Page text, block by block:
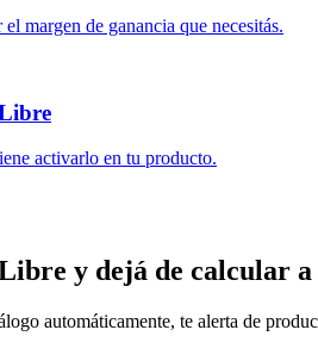
margen de ganancia que necesitás.
activarlo en tu producto.
y dejá de calcular a
automáticamente, te alerta de